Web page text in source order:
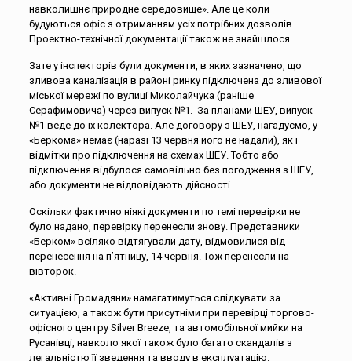
навколишнє природне середовище». Але це коли
будуються офіс з отриманням усіх потрібних дозволів.
Проектно-технічної документації також не знайшлося…
Зате у інспекторів були документи, в яких зазначено, що
зливова каналізація в районі ринку підключена до зливової
міської мережі по вулиці Миколайчука (раніше
Серафимовича) через випуск №1. За планами ШЕУ, випуск
№1 веде до їх колектора. Але договору з ШЕУ, нагадуємо, у
«Беркома» немає (наразі 13 червня його не надали), як і
відмітки про підключення на схемах ШЕУ. Тобто або
підключення відбулося самовільно без погодження з ШЕУ,
або документи не відповідають дійсності.
Оскільки фактично ніякі документи по темі перевірки не
було надано, перевірку перенесли знову. Представники
«Берком» всіляко відтягували дату, відмовилися від
перенесення на п’ятницу, 14 червня. Тож перенесли на
вівторок.
«Активні Громадяни» намагатимуться слідкувати за
ситуацією, а також бути присутніми при перевірці торгово-
офісного центру Silver Breeze, та автомобільної мийки на
Русанівці, навколо якої також було багато скандалів з
легальністю її зведення та вводу в експлуатацію.